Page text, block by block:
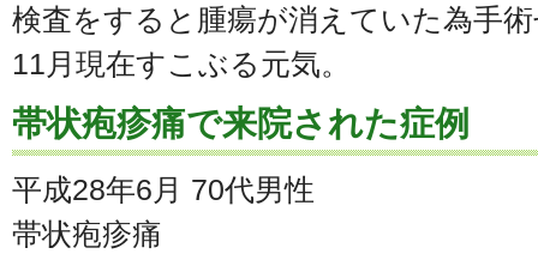
検査をすると腫瘍が消えていた為手
11月現在すこぶる元気。
帯状疱疹痛で来院された症例
平成28年6月 70代男性
帯状疱疹痛